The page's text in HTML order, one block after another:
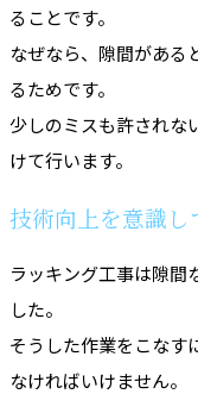
ることです。
なぜなら、隙間がある
るためです。
少しのミスも許されな
けて行います。
技術向上を意識し
ラッキング工事は隙間
した。
そうした作業をこなす
なければいけません。